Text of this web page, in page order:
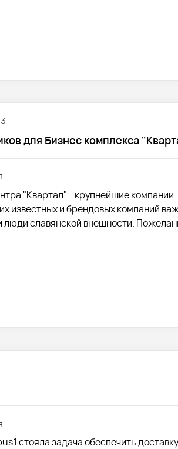
для Бизнес комплекса
"Квартал" - крупнейшие
известных и брендовых компаний
люди славянской внешности.
стояла задача обеспечить